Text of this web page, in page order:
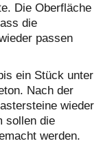
Die Oberfläche
die
passen
ein Stück unter
Nach der
wieder
sollen die
werden.